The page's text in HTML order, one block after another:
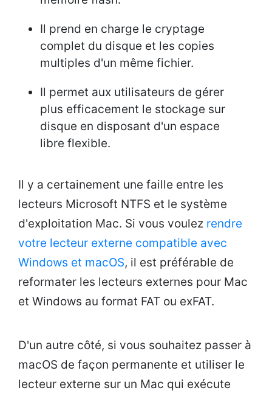
Il prend en charge le cryptage
complet du disque et les copies
multiples d'un même fichier.
Il permet aux utilisateurs de gérer
plus efficacement le stockage sur
disque en disposant d'un espace
libre flexible.
Il y a certainement une faille entre les
lecteurs Microsoft NTFS et le système
d'exploitation Mac. Si vous voulez rendre
votre lecteur externe compatible avec
Windows et macOS, il est préférable de
reformater les lecteurs externes pour Mac
et Windows au format FAT ou exFAT.
D'un autre côté, si vous souhaitez passer à
macOS de façon permanente et utiliser le
lecteur externe sur un Mac qui exécute